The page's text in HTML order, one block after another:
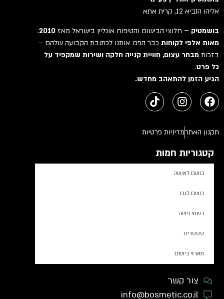
אליהו הנביא 12, קרית אתא
בושמטיק –חלוצי הבישום והטיפוח אונליין בישראל מאז2010
.
מאות אלפי לקוחותכבר הפכו אותנו לכתובת הקבועה שלהם –
בזכותמבחר עצום, חוויית קנייה חלקה ושירות שמקפיד על
כל פרט.
הגיע הזמן להתאהב מחדש.
תקנון האתרמדיניות פרטיות
קטגוריות חמות
בושם לאישה
בושם לגבר
בשמי נישה
טסטרים
מארזי בישום
צור קשר
info@bosmetic.co.il